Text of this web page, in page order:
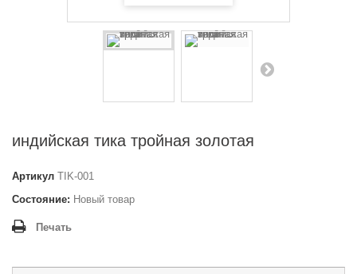
индийская тика тройная золотая
Артикул TIK-001
Состояние: Новый товар
Печать